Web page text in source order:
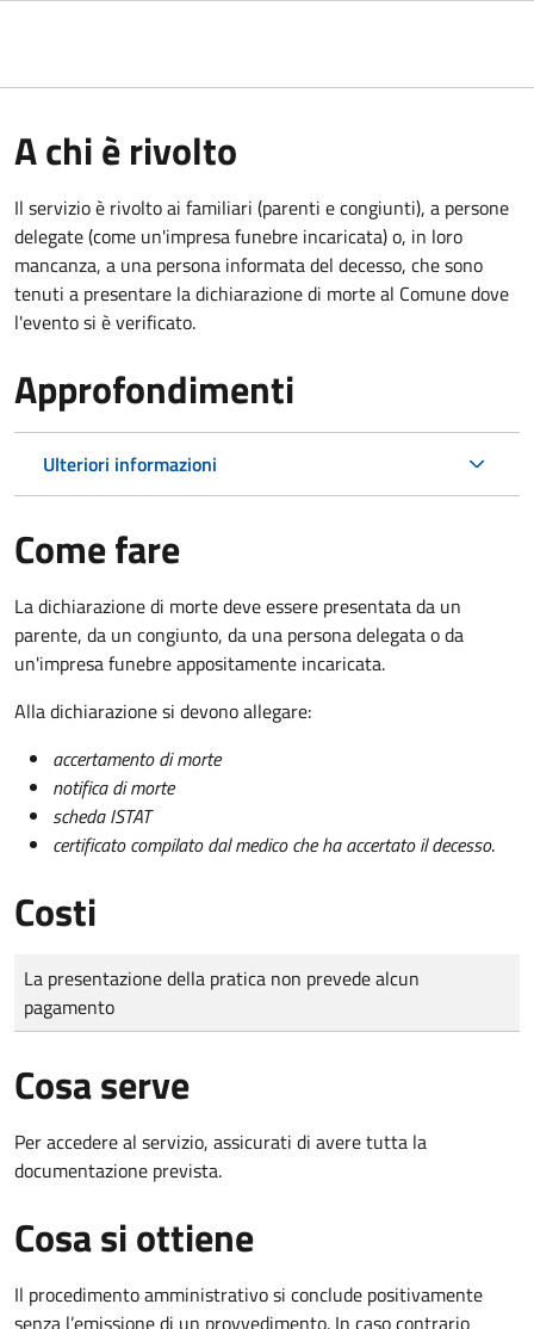
A chi è rivolto
Il servizio è rivolto ai familiari (parenti e congiunti), a persone
delegate (come un'impresa funebre incaricata) o, in loro
mancanza, a una persona informata del decesso, che sono
tenuti a presentare la dichiarazione di morte al Comune dove
l'evento si è verificato.
Approfondimenti
Ulteriori informazioni
Come fare
La dichiarazione di morte deve essere presentata da un
parente, da un congiunto, da una persona delegata o da
un'impresa funebre appositamente incaricata.
Alla dichiarazione si devono allegare:
accertamento di morte
notifica di morte
scheda ISTAT
certificato compilato dal medico che ha accertato il decesso.
Costi
Tipo di pagamento
Importo
La presentazione della pratica non prevede alcun
pagamento
Cosa serve
Per accedere al servizio, assicurati di avere tutta la
documentazione prevista.
Cosa si ottiene
Il procedimento amministrativo si conclude positivamente
senza l’emissione di un provvedimento. In caso contrario